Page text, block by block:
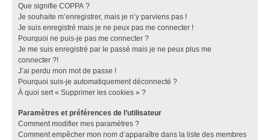
Que signifie COPPA ?
Je souhaite m’enregistrer, mais je n’y parviens pas !
Je suis enregistré mais je ne peux pas me connecter !
Pourquoi ne puis-je pas me connecter ?
Je me suis enregistré par le passé mais je ne peux plus me
connecter ?!
J’ai perdu mon mot de passe !
Pourquoi suis-je automatiquement déconnecté ?
À quoi sert « Supprimer les cookies » ?
Paramètres et préférences de l’utilisateur
Comment modifier mes paramètres ?
Comment empêcher mon nom d’apparaître dans la liste des membres